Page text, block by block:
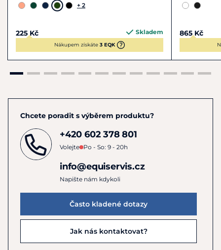
+ 2
225 Kč Skladem
Nákupem získáte 3 EQK
865 Kč
Chcete poradit s výběrem produktu?
+420 602 378 801
Volejte Po - So: 9 - 20h
info@equiservis.cz
Napište nám kdykoli
Často kladené dotazy
Jak nás kontaktovat?